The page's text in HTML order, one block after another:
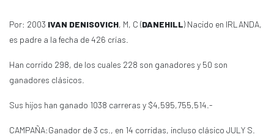
Por: 2003 IVAN DENISOVICH, M, C (DANEHILL) Nacido en IRLANDA,
es padre a la fecha de 426 crías.
Han corrido 298, de los cuales 228 son ganadores y 50 son
ganadores clásicos.
Sus hijos han ganado 1038 carreras y $4,595,755,514.-
CAMPAÑA:Ganador de 3 cs., en 14 corridas, incluso clásico JULY S.